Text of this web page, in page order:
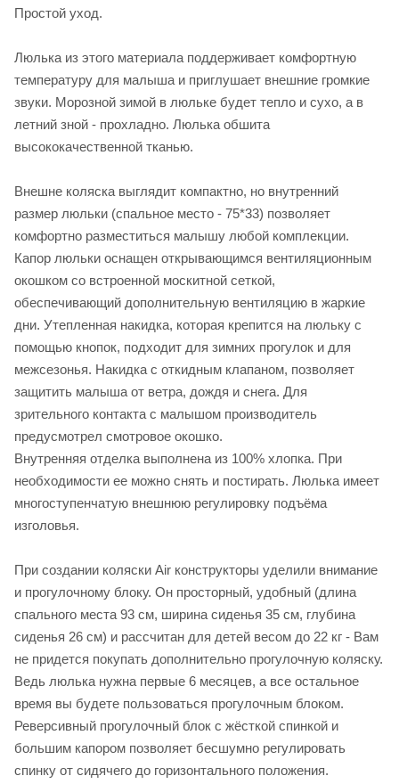
Простой уход.
Люлька из этого материала поддерживает комфортную
температуру для малыша и приглушает внешние громкие
звуки. Морозной зимой в люльке будет тепло и сухо, а в
летний зной - прохладно. Люлька обшита
высококачественной тканью.
Внешне коляска выглядит компактно, но внутренний
размер люльки (спальное место - 75*33) позволяет
комфортно разместиться малышу любой комплекции.
Капор люльки оснащен открывающимся вентиляционным
окошком со встроенной москитной сеткой,
обеспечивающий дополнительную вентиляцию в жаркие
дни. Утепленная накидка, которая крепится на люльку с
помощью кнопок, подходит для зимних прогулок и для
межсезонья. Накидка с откидным клапаном, позволяет
защитить малыша от ветра, дождя и снега. Для
зрительного контакта с малышом производитель
предусмотрел смотровое окошко.
Внутренняя отделка выполнена из 100% хлопка. При
необходимости ее можно снять и постирать. Люлька имеет
многоступенчатую внешнюю регулировку подъёма
изголовья.
При создании коляски Air конструкторы уделили внимание
и прогулочному блоку. Он просторный, удобный (длина
спального места 93 см, ширина сиденья 35 см, глубина
сиденья 26 см) и рассчитан для детей весом до 22 кг - Вам
не придется покупать дополнительно прогулочную коляску.
Ведь люлька нужна первые 6 месяцев, а все остальное
время вы будете пользоваться прогулочным блоком.
Реверсивный прогулочный блок с жёсткой спинкой и
большим капором позволяет бесшумно регулировать
спинку от сидячего до горизонтального положения.